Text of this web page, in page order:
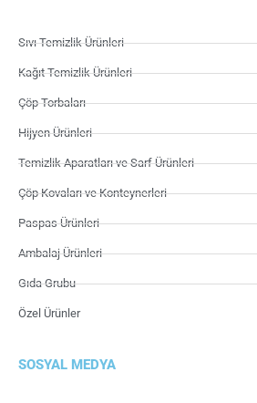
Sıvı Temizlik Ürünleri
Kağıt Temizlik Ürünleri
Çöp Torbaları
Hijyen Ürünleri
Temizlik Aparatları ve Sarf Ürünleri
Çöp Kovaları ve Konteynerleri
Paspas Ürünleri
Ambalaj Ürünleri
Gıda Grubu
Özel Ürünler
SOSYAL MEDYA